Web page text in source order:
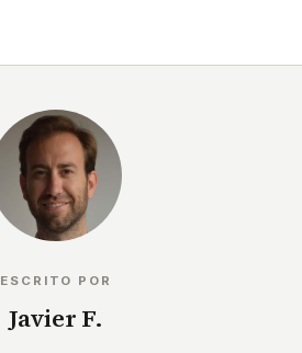
ESCRITO POR
Javier F.